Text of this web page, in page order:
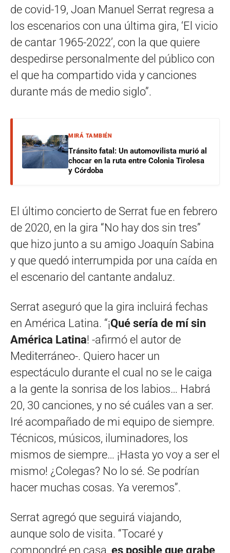
de covid-19, Joan Manuel Serrat regresa a
los escenarios con una última gira, ‘El vicio
de cantar 1965-2022’, con la que quiere
despedirse personalmente del público con
el que ha compartido vida y canciones
durante más de medio siglo”.
MIRÁ TAMBIÉN
Tránsito fatal: Un automovilista murió al
chocar en la ruta entre Colonia Tirolesa
y Córdoba
El último concierto de Serrat fue en febrero
de 2020, en la gira “No hay dos sin tres”
que hizo junto a su amigo Joaquín Sabina
y que quedó interrumpida por una caída en
el escenario del cantante andaluz.
Serrat aseguró que la gira incluirá fechas
en América Latina. “¡Qué sería de mí sin
América Latina! -afirmó el autor de
Mediterráneo-. Quiero hacer un
espectáculo durante el cual no se le caiga
a la gente la sonrisa de los labios… Habrá
20, 30 canciones, y no sé cuáles van a ser.
Iré acompañado de mi equipo de siempre.
Técnicos, músicos, iluminadores, los
mismos de siempre… ¡Hasta yo voy a ser el
mismo! ¿Colegas? No lo sé. Se podrían
hacer muchas cosas. Ya veremos”.
Serrat agregó que seguirá viajando,
aunque solo de visita. “Tocaré y
compondré en casa, es posible que grabe